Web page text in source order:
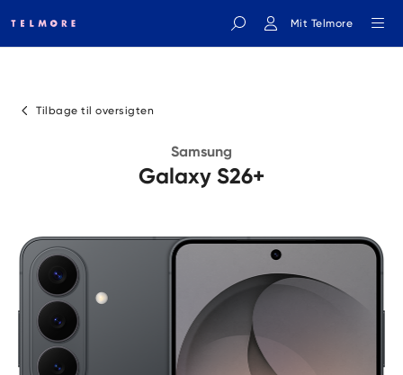
Mit Telmore
Tilbage til oversigten
Samsung
Galaxy S26+